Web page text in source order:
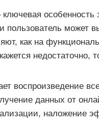
особенность
пользователь может
как на
недостаточно,
воспроизведение
данных от
наложение